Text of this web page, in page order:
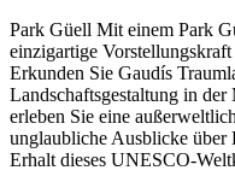
Park Güell Mit einem Park
einzigartige
Erkunden Sie Gaudís
Landschaftsgestaltung in
erleben Sie eine
unglaubliche Ausblicke über
Erhalt dieses UNESCO-